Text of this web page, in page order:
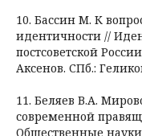
10. Бассин М. К
идентичности //
постсоветской
Аксенов. СПб.:
11. Беляев В.А.
современной
Общественные